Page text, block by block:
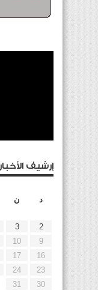
إرشيف الأخبار
د
ن
2
3
9
10
16
17
23
24
30
31